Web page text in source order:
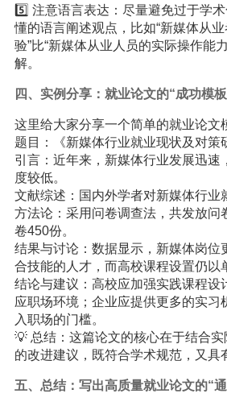
5️⃣ 注意语言表达：尽量避免过于学
懂的语言阐述观点，比如“新媒体从
验”比“新媒体从业人员的实际操作能
解。
四、实例分享：就业论文的“成功模
这里给大家分享一个简单的就业论文
题目：《新媒体行业就业现状及对策
引言：近年来，新媒体行业发展迅速
度较低。
文献综述：国内外学者对新媒体行业
方法论：采用问卷调查法，共发放问
卷450份。
结果与讨论：数据显示，新媒体岗位
合技能的人才，而高校课程设置仍以
结论与建议：高校应加强实践课程设
应职场环境；企业应提供更多的实习
入职场的门槛。
💡 总结：这篇论文的核心在于结合
的改进建议，既符合学术规范，又具
五、总结：写出高质量就业论文的“